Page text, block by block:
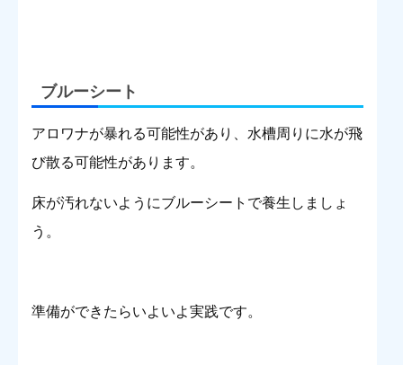
ブルーシート
アロワナが暴れる可能性があり、水槽周りに水が飛
び散る可能性があります。
床が汚れないようにブルーシートで養生しましょ
う。
準備ができたらいよいよ実践です。